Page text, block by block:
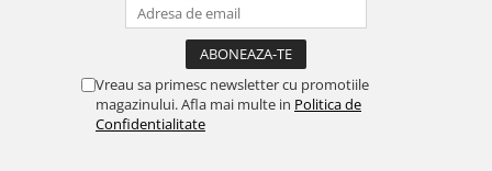
Vreau sa primesc newsletter cu promotiile
magazinului. Afla mai multe in Politica de
Confidentialitate